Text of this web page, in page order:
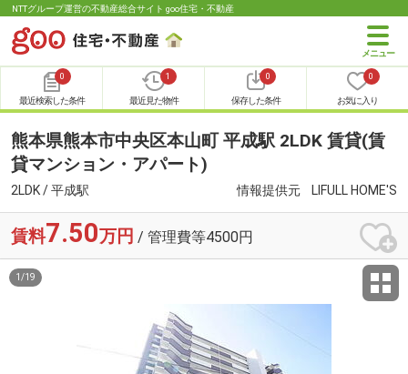
NTTグループ運営の不動産総合サイト goo住宅・不動産
0
最近検索した条件
1
最近見た物件
0
保存した条件
0
お気に入り
熊本県熊本市中央区本山町 平成駅 2LDK 賃貸(賃
貸マンション・アパート)
2LDK / 平成駅 情報提供元 LIFULL HOME'S
賃料7.50万円 / 管理費等4500円
1 /19